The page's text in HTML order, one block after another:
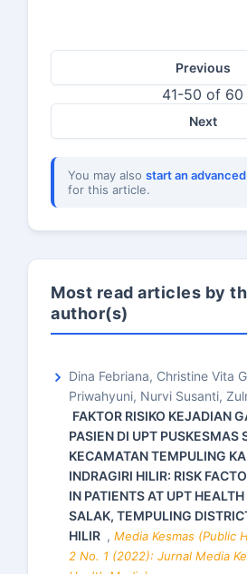
Previous
41-50 of 60
Next
You may also start an
for this article.
Most read articles by
author(s)
Dina Febriana, Christine Vita
Priwahyuni, Nurvi Susanti,
FAKTOR RISIKO KEJADIAN
PASIEN DI UPT PUSKESMAS
KECAMATAN TEMPULING
INDRAGIRI HILIR: RISK
IN PATIENTS AT UPT
SALAK, TEMPULING
HILIR , Media Kesmas (Public
2 No. 1 (2022): Jurnal Media